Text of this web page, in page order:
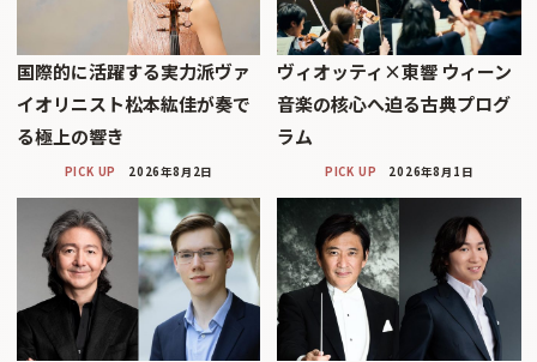
国際的に活躍する実力派ヴァ
イオリニスト松本紘佳が奏で
る極上の響き
PICK UP 2026年8月2日
ヴィオッティ×東響 ウィーン
音楽の核心へ迫る古典プログ
ラム
PICK UP 2026年8月1日